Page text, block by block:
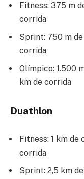
Fitness: 375 m
corrida
Sprint: 750 m
corrida
Olímpico: 1.500
km de corrida
Duathlon
Fitness: 1 km de
corrida
Sprint: 2,5 km